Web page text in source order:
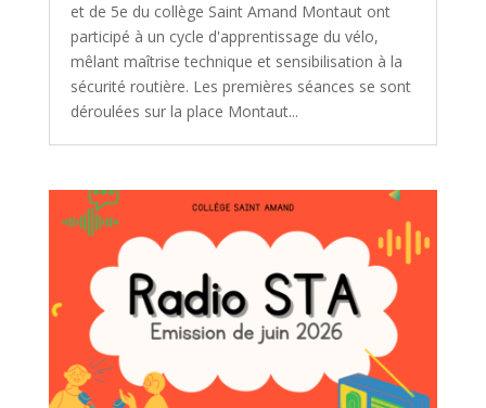
et de 5e du collège Saint Amand Montaut ont
participé à un cycle d'apprentissage du vélo,
mêlant maîtrise technique et sensibilisation à la
sécurité routière. Les premières séances se sont
déroulées sur la place Montaut...